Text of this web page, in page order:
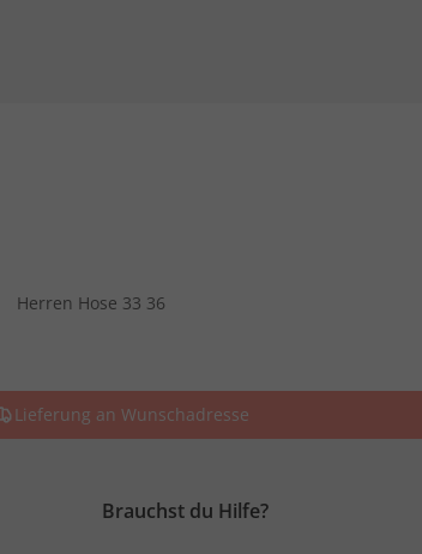
Herren Hose 33 36
Lieferung an Wunschadresse
Brauchst du Hilfe?